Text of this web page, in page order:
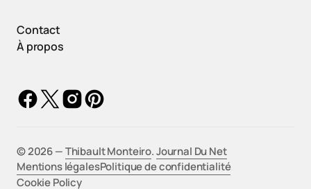
Contact
À propos
©️ 2026 —Thibault Monteiro.Journal Du Net
Mentions légalesPolitique de confidentialité
Cookie Policy